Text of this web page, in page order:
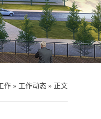
作» 工作动态» 正文